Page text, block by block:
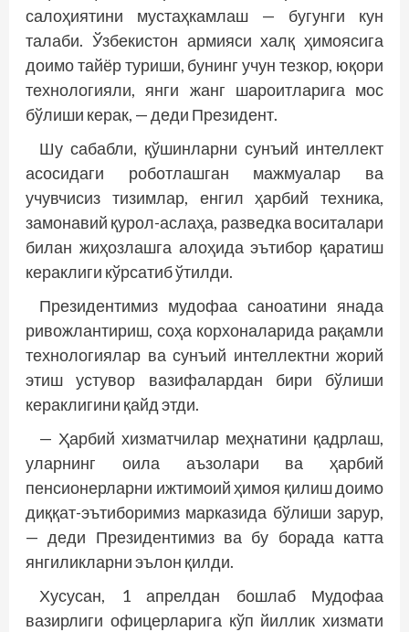
салоҳиятини мустаҳкамлаш — бугунги кун
талаби. Ўзбекистон армияси халқ ҳимоясига
доимо тайёр туриши, бунинг учун тезкор, юқори
технологияли, янги жанг шароитларига мос
бўлиши керак, — деди Президент.
Шу сабабли, қўшинларни сунъий интеллект
асосидаги роботлашган мажмуалар ва
учувчисиз тизимлар, енгил ҳарбий техника,
замонавий қурол-аслаҳа, разведка воситалари
билан жиҳозлашга алоҳида эътибор қаратиш
кераклиги кўрсатиб ўтилди.
Президентимиз мудофаа саноатини янада
ривожлантириш, соҳа корхоналарида рақамли
технологиялар ва сунъий интеллектни жорий
этиш устувор вазифалардан бири бўлиши
кераклигини қайд этди.
— Ҳарбий хизматчилар меҳнатини қадрлаш,
уларнинг оила аъзолари ва ҳарбий
пенсионерларни ижтимоий ҳимоя қилиш доимо
диққат-эътиборимиз марказида бўлиши зарур,
— деди Президентимиз ва бу борада катта
янгиликларни эълон қилди.
Хусусан, 1 апрелдан бошлаб Мудофаа
вазирлиги офицерларига кўп йиллик хизмати